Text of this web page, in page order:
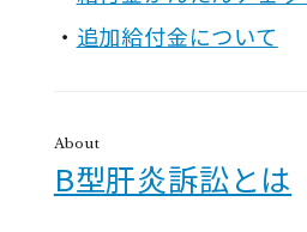
追加給付金について
About
B型肝炎訴訟とは